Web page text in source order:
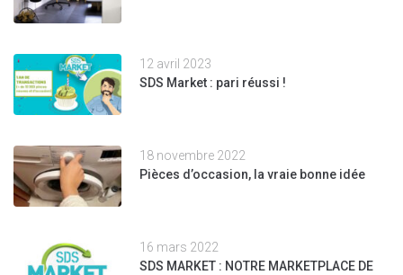
12 avril 2023
SDS Market : pari réussi !
18 novembre 2022
Pièces d’occasion, la vraie bonne idée
16 mars 2022
SDS MARKET : NOTRE MARKETPLACE DE